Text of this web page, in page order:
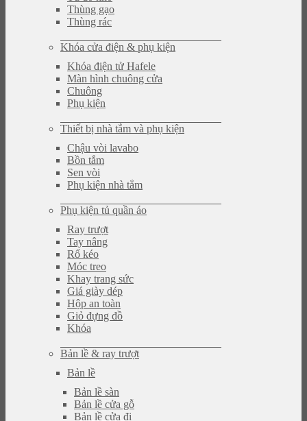
Thùng gạo
Thùng rác
Khóa cửa điện & phụ kiện
Khóa điện tử Hafele
Màn hình chuông cửa
Chuông
Phụ kiện
Thiết bị nhà tắm và phụ kiện
Chậu vòi lavabo
Bồn tắm
Sen vòi
Phụ kiện nhà tắm
Phụ kiện tủ quần áo
Ray trượt
Tay nâng
Rổ kéo
Móc treo
Khay trang sức
Giá giày dép
Hộp an toàn
Giỏ đựng đồ
Khóa
Bản lề & ray trượt
Bản lề
Bản lề sàn
Bản lề cửa gỗ
Bản lề cửa đi